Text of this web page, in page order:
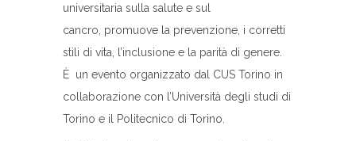
universitaria sulla salute e sul
cancro, promuove la prevenzione, i corretti
stili di vita, l’inclusione e la parità di genere.
È un evento organizzato dal CUS Torino in
collaborazione con l’Università degli studi di
Torino e il Politecnico di Torino.